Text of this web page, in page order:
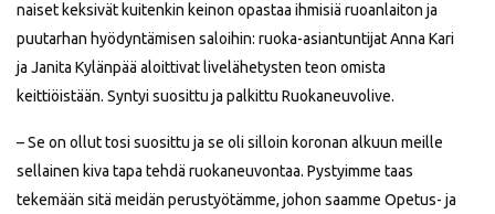
naiset keksivät kuitenkin keinon opastaa ihmisiä ruoanlaiton ja
puutarhan hyödyntämisen saloihin: ruoka-asiantuntijat Anna Kari
ja Janita Kylänpää aloittivat livelähetysten teon omista
keittiöistään. Syntyi suosittu ja palkittu Ruokaneuvolive.
– Se on ollut tosi suosittu ja se oli silloin koronan alkuun meille
sellainen kiva tapa tehdä ruokaneuvontaa. Pystyimme taas
tekemään sitä meidän perustyötämme, johon saamme Opetus- ja